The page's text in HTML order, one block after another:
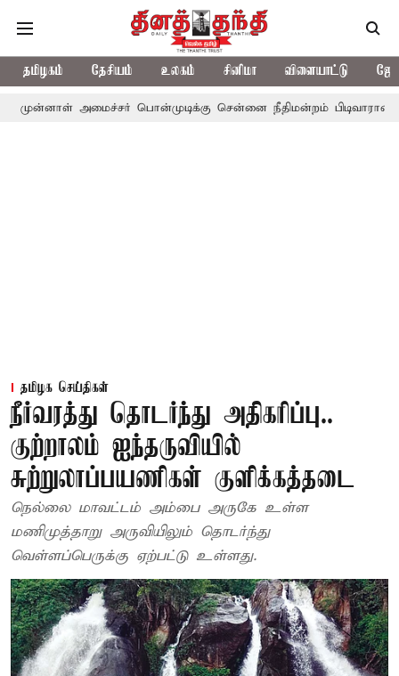
தமிழகம் தேசியம் உலகம் சினிமா விளையாட்டு
அமைச்சர் பொன்முடிக்கு சென்னை நீதிமன்றம் பிடிவாராண்ட்
தமிழக செய்திகள்
நீர்வரத்து தொடர்ந்து அதிகரிப்பு..
குற்றாலம் ஐந்தருவியில்
சுற்றுலாப்பயணிகள் குளிக்கத்தடை
நெல்லை மாவட்டம் அம்பை அருகே உள்ள
மணிமுத்தாறு அருவியிலும் தொடர்ந்து
வெள்ளப்பெருக்கு ஏற்பட்டு உள்ளது.